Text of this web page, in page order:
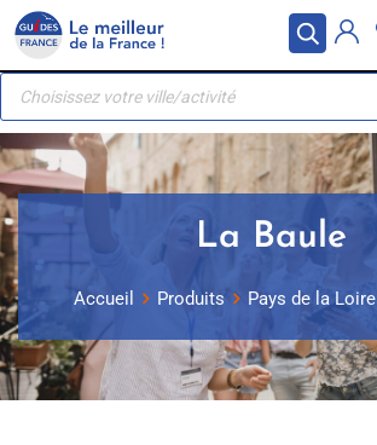
Panneau de gestion des cookies
Skip
content
Recherche
produits
La Baule
Accueil Produits Pays de la Loire